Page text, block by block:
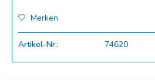
Merken
Artikel-Nr.: 74620